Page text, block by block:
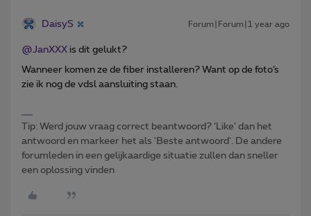
DaisyS Forum|Forum|1 year ago
@JanXXX is dit gelukt?
Wanneer komen ze de fiber installeren? Want op de foto’s
zie ik nog de vdsl aansluiting staan.
Tip: Werd jouw vraag correct beantwoord? ‘Like’ dan het
antwoord en markeer het als 'Beste antwoord'. De andere
forumleden in een gelijkaardige situatie zullen dan sneller
een oplossing vinden